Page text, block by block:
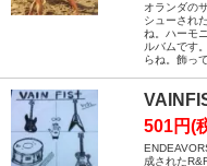
オランダの
シューされ
ね。ハーモ
ルバムです
らね。飾っ
501円(
成された